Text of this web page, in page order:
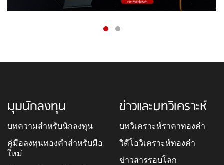
มุมนักลงทุน
บทความสำหรับนักลงทุน
คู่มือลงทุนทองคำสำหรับมือ
ใหม่
ข่าวและบทวิเคราะห์
บทวิเคราะห์ราคาทองคำ
วิดีโอวิเคราะห์ทองคำ
ข่าวสารรอบโลก